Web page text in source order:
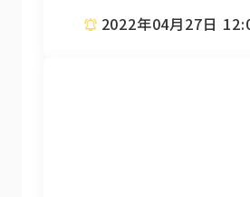
2022年04月27日